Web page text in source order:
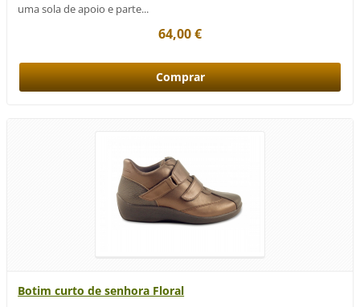
uma sola de apoio e parte...
64,00 €
Botim curto de senhora Floral